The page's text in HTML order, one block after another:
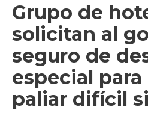
Grupo de
solicitan al
seguro de
especial
paliar difícil